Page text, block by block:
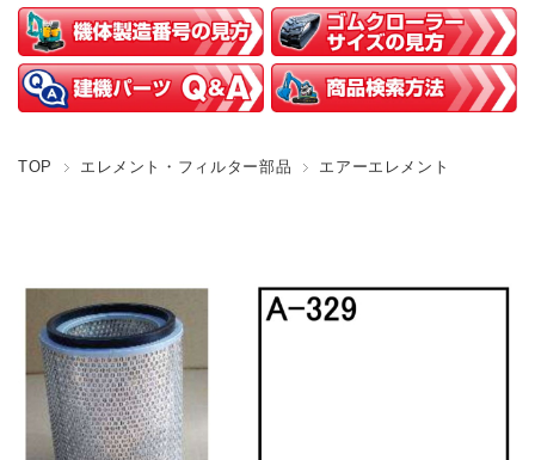
TOP エレメント・フィルター部品 エアーエレメント